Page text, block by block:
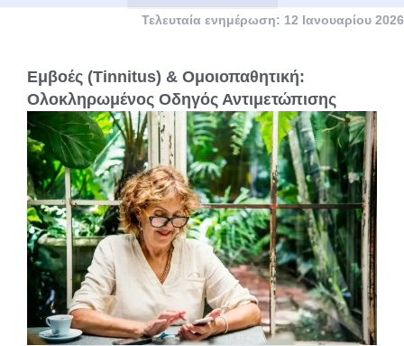
Τελευταία ενημέρωση: 12 Ιανουαρίου 2026
Εμβοές (Tinnitus) & Ομοιοπαθητική:
Ολοκληρωμένος Οδηγός Αντιμετώπισης